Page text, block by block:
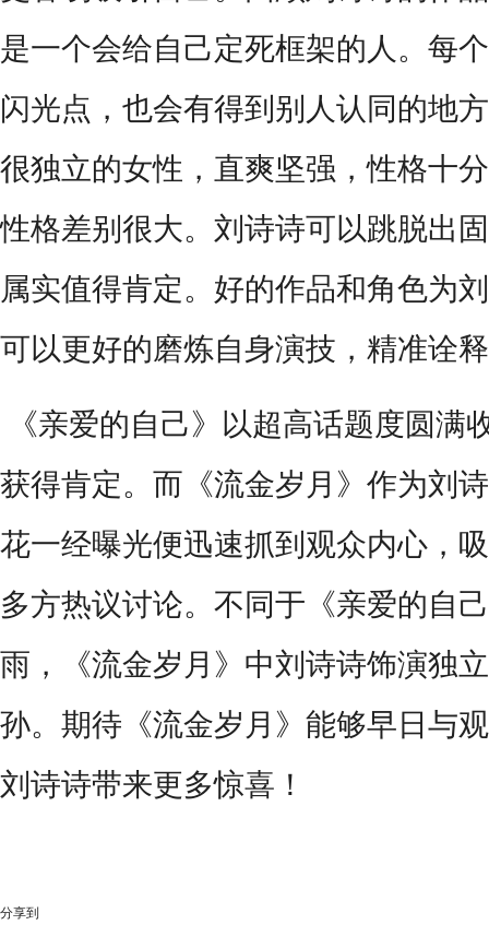
是一个会给自己定死框架的人。每
闪光点，也会有得到别人认同的地
很独立的女性，直爽坚强，性格十
性格差别很大。刘诗诗可以跳脱出
属实值得肯定。好的作品和角色为
可以更好的磨炼自身演技，精准诠
《亲爱的自己》以超高话题度圆满
获得肯定。而《流金岁月》作为刘
花一经曝光便迅速抓到观众内心，
多方热议讨论。不同于《亲爱的自
雨，《流金岁月》中刘诗诗饰演独
孙。期待《流金岁月》能够早日与
刘诗诗带来更多惊喜！
分享到